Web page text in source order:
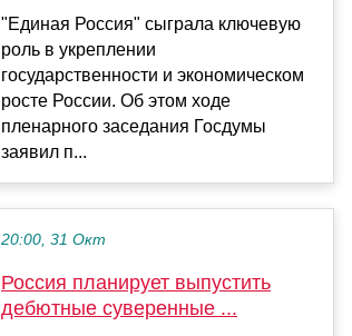
"Единая Россия" сыграла ключевую
роль в укреплении
государственности и экономическом
росте России. Об этом ходе
пленарного заседания Госдумы
заявил п...
20:00, 31 Окт
Россия планирует выпустить
дебютные суверенные ...